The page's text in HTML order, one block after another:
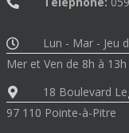
Lun - Mar - Jeu
Mer et Ven de 8h à 13h
18 Boulevard
97 110 Pointe-à-Pitre